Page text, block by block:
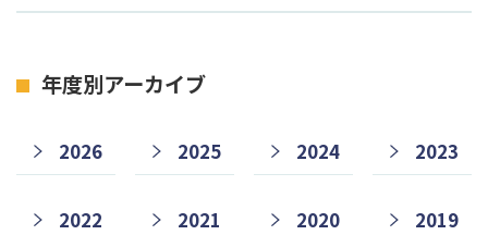
年度別アーカイブ
2026 2025 2024 2023
2022 2021 2020 2019